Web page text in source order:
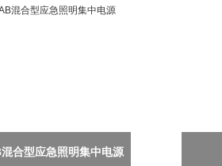
合型应急照明集中电源